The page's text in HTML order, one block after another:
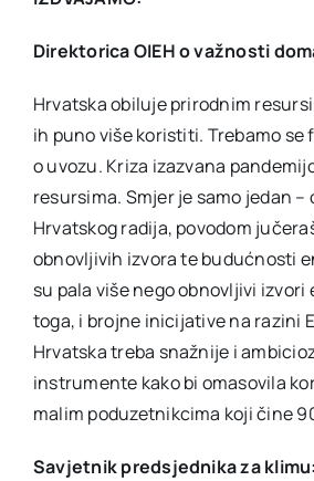
Direktorica OIEH o važnosti
Hrvatska obiluje prirodnim
ih puno više koristiti. Trebamo
o uvozu. Kriza izazvana
resursima. Smjer je samo jedan
Hrvatskog radija, povodom
obnovljivih izvora te budućnosti
su pala više nego obnovljivi
toga, i brojne inicijative na razini
Hrvatska treba snažnije i
instrumente kako bi omasovila
malim poduzetnikcima koji čine
Savjetnik predsjednika za